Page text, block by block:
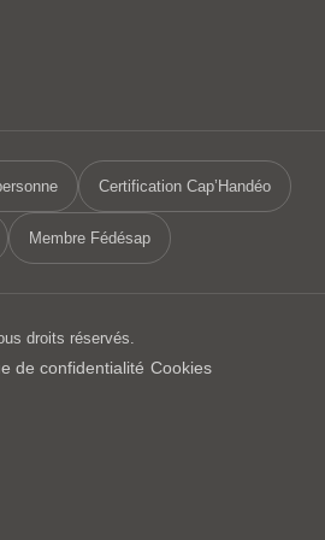
Certification Cap’Handéo
Membre Fédésap
droits réservés.
de confidentialité Cookies